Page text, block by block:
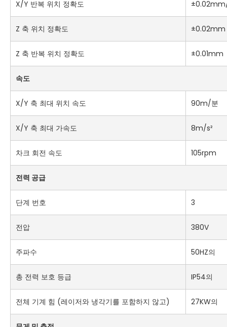
X/Y 반복 위치 정확도
Z 축 위치 정확도 ±0.02mm
Z 축 반복 위치 정확도 ±0.01mm
속도
X/Y 축 최대 위치 속도 90m/분
X/Y 축 최대 가속도 8m/s²
차크 회전 속도 105rpm
전력 공급
단계 번호 3
전압 380V
주파수 50HZ의
총 전력 보호 등급 IP54의
전체 기계 힘 (레이저와 냉각기를 포함하지 않고) 27KW의